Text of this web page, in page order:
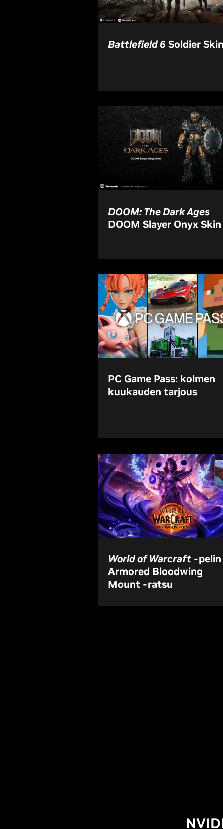
Battlefield 6Soldier Skin
DOOM: The Dark Ages
DOOM Slayer Onyx Skin
PC Game Pass: kolmen
kuukauden tarjous
World of Warcraft -pelin
Armored Bloodwing
Mount -ratsu